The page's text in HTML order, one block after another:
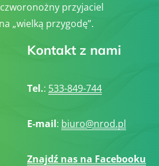
przyjaciel
„wielką przygodę”.
Kontakt z nami
Tel.: 533-849-744
E-mail: biuro@nrod.pl
Znajdź nas na Facebooku